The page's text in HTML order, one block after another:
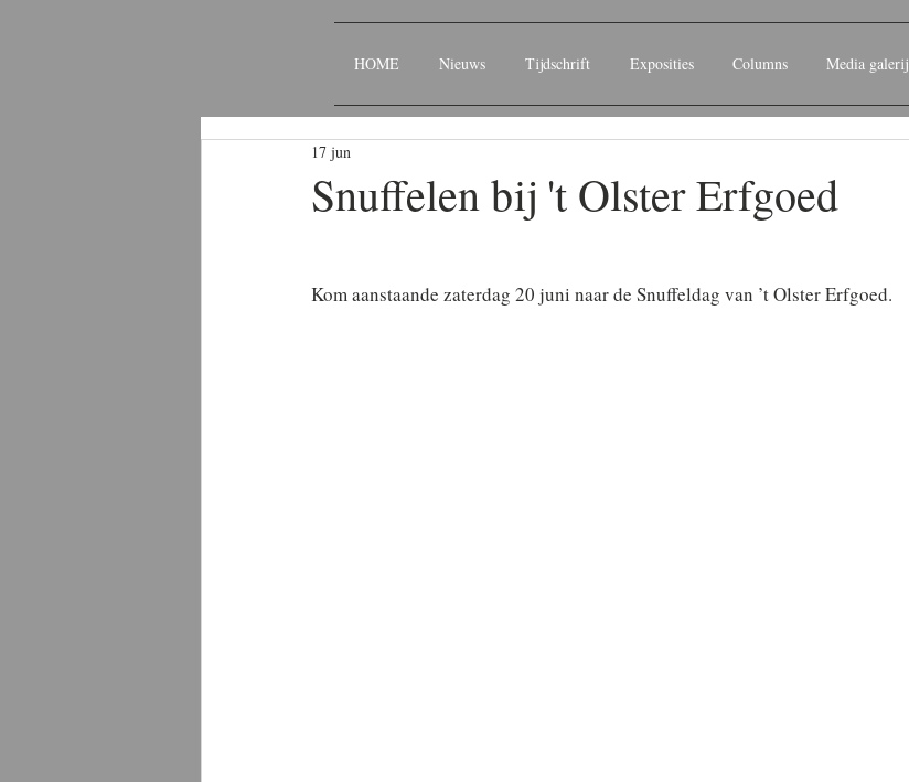
HOME Nieuws Tijdschrift Exposities Columns Media galerij
Snuffelen bij 't Olster Erfgoed
17 jun
Kom aanstaande zaterdag 20 juni naar de Snuffeldag van ’t Olster Erfgoed.